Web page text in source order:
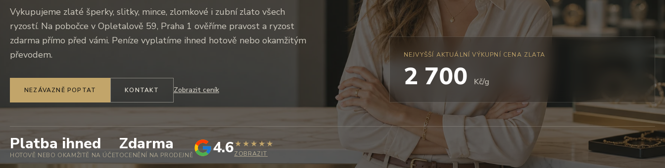
Vykupujeme zlaté šperky, slitky, mince, zlomkové i zubní zlato všech
ryzostí. Na pobočce v Opletalově 59, Praha 1 ověříme pravost a ryzost
zdarma přímo před vámi. Peníze vyplatíme ihned hotově nebo okamžitým
převodem.
NEZÁVAZNĚ POPTAT KONTAKT Zobrazit ceník
NEJVYŠŠÍ AKTUÁLNÍ VÝKUPNÍ CENA ZLATA
2 700 Kč/g
Platba ihned
HOTOVĚ NEBO OKAMŽITĚ NA ÚČET
Zdarma
OCENĚNÍ NA PRODEJNĚ 4.6★★★★★
ZOBRAZIT